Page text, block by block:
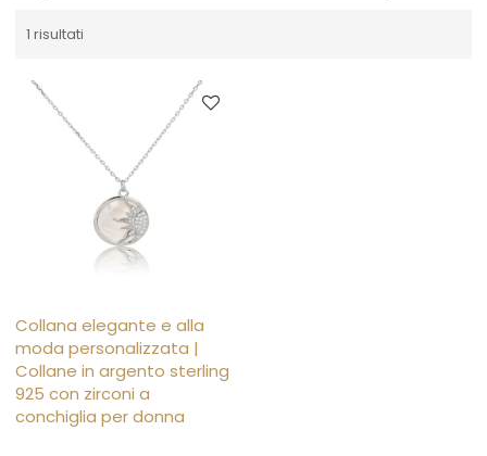
1 risultati
Collana elegante e alla
moda personalizzata |
Collane in argento sterling
925 con zirconi a
conchiglia per donna